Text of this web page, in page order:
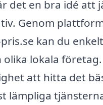
det en bra idé att
Genom
kan du
lokala
att hitta det
lämpliga